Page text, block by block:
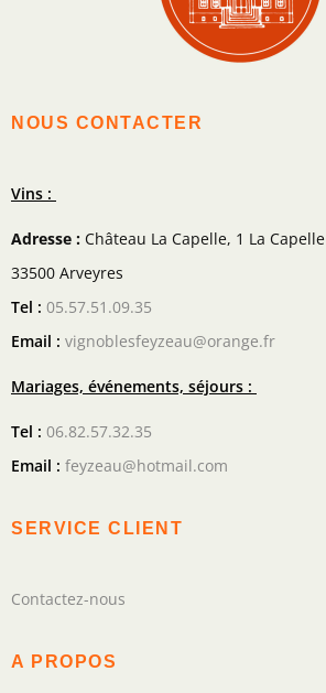
NOUS CONTACTER
Vins :
Adresse : Château La Capelle, 1 La Capelle
33500 Arveyres
Tel : 05.57.51.09.35
Email : vignoblesfeyzeau@orange.fr
Mariages, événements, séjours :
Tel : 06.82.57.32.35
Email : feyzeau@hotmail.com
SERVICE CLIENT
Contactez-nous
A PROPOS